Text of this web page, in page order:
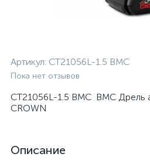
Артикул: CT21056L-1.5 BMC
Пока нет отзывов
CT21056L-1.5 BMC BMC Дрель
CROWN
Описание